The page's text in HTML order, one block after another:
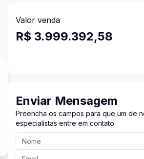
Valor venda
R$ 3.999.392,58
Enviar Mensagem
Preencha os campos para que um de
especialistas entre em contato